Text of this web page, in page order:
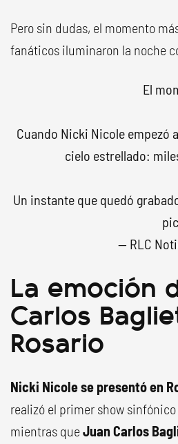
Pero sin dudas, el momento
fanáticos iluminaron la noche
El
Cuando Nicki Nicole empezó
cielo estrellado:
Un instante que quedó
— RLC
La emoción
Carlos
Rosario
Nicki Nicole se presentó en
realizó el primer show
mientras queJuan Carlos